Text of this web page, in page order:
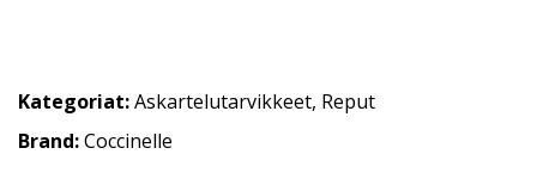
Kategoriat:Askartelutarvikkeet, Reput
Brand:Coccinelle